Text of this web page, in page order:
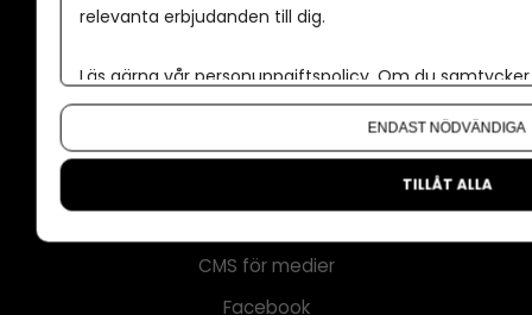
Policy för AI
Tillgänglighet
CMS för medier
Facebook
relevanta erbjudanden till dig.
Läs gärna vår personuppgiftspolicy. Om du
Om du vill ändra ditt val i efterhand hittar du den
ENDAST NÖDVÄNDIGA
TILLÅT ALLA